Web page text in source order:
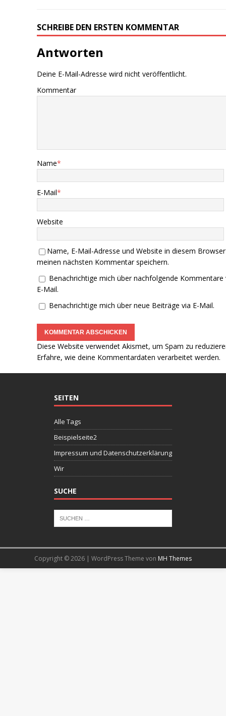
SCHREIBE DEN ERSTEN KOMMENTAR
Antworten
Deine E-Mail-Adresse wird nicht veröffentlicht.
Kommentar
Name*
E-Mail*
Website
Name, E-Mail-Adresse und Website in diesem
meinen nächsten Kommentar speichern.
Benachrichtige mich über nachfolgende Kommentare
E-Mail.
Benachrichtige mich über neue Beiträge via E-Mail.
Diese Website verwendet Akismet, um Spam zu
Erfahre, wie deine Kommentardaten verarbeitet werden.
SEITEN
Alle Tags
Beispielseite2
Impressum und Datenschutzerklärung
Wir
SUCHE
Copyright © 2026 | WordPress Theme von MH Themes